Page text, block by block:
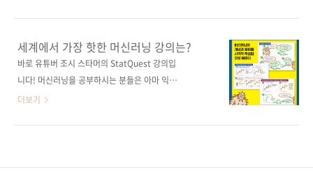
이십사 출판사 제이펍저작권사 StatQuest
Publications원서명 The StatQuest
Illustrated Guide To Machine Learning
StatQuest 머신러닝 강의부제 머리에 쏙쏙 들
어오는 머신러닝 그림책지은이 조시 스타머옮긴
세계에서 가장 핫한 머신러닝 강의는?
바로 유튜버 조시 스타머의 StatQuest 강의입
니다! 머신러닝을 공부하시는 분들은 아마 익숙
하실 텐데요, 현재 구독자 87만 명을 보유한 조
더보기